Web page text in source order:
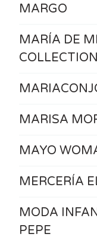
MARGO
MARÍA DE
COLLECTION
MARISA
MAYO
MERCERÍA
MODA
PEPE